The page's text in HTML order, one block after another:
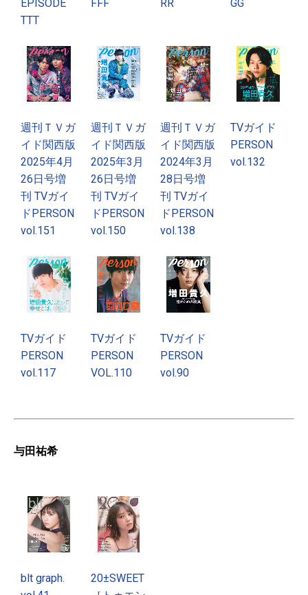
EPISODE
TTT
FFF
RR
GG
週刊ＴＶガ
イド関西版
2025年4月
26日号増
刊 TVガイ
ドPERSON
vol.151
週刊ＴＶガ
イド関西版
2025年3月
26日号増
刊 TVガイ
ドPERSON
vol.150
週刊ＴＶガ
イド関西版
2024年3月
28日号増
刊 TVガイ
ドPERSON
vol.138
TVガイド
PERSON
vol.132
TVガイド
PERSON
vol.117
TVガイド
PERSON
VOL.110
TVガイド
PERSON
vol.90
与田祐希
blt graph.
20±SWEET